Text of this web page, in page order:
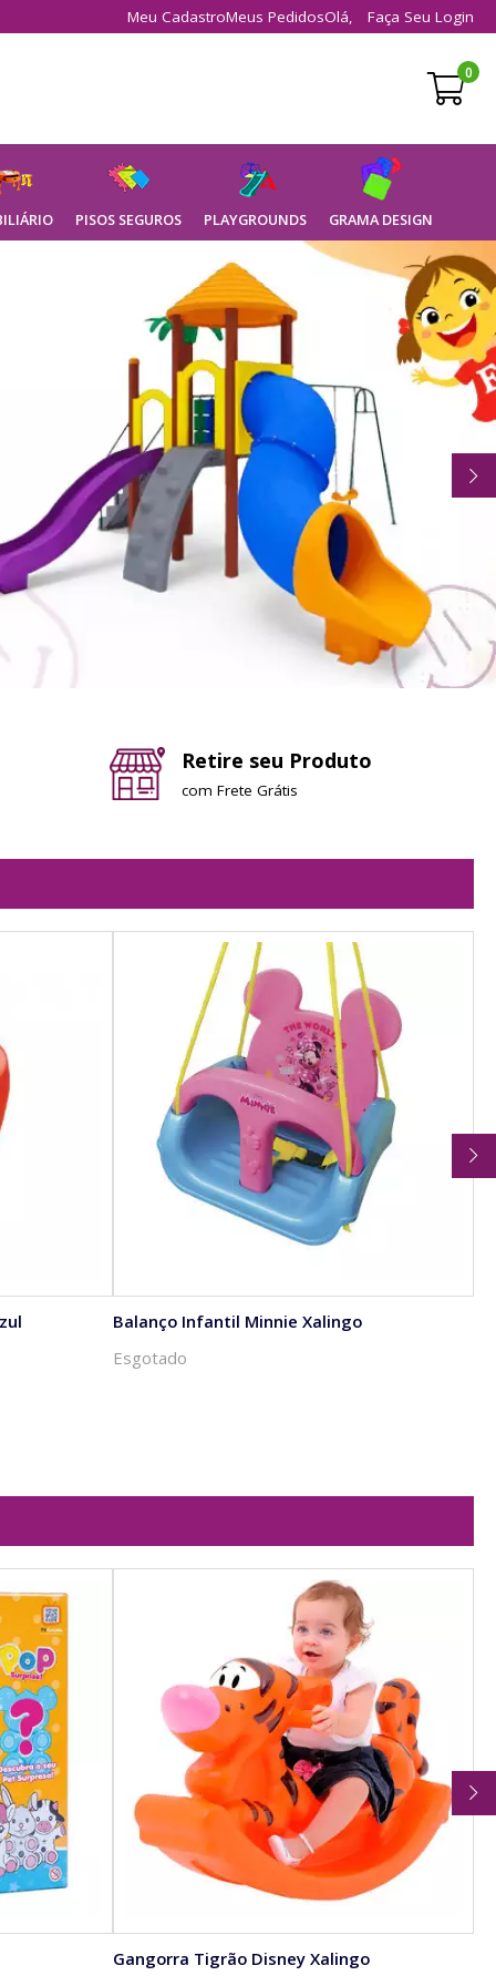
Meu CadastroMeus PedidosOlá, Faça Seu Login
PISOS SEGUROS PLAYGROUNDS GRAMA DESIGN
Retire seu Produto
com Frete Grátis
0
Balanço Infantil Minnie Xalingo
Esgotado
Gangorra Tigrão Disney Xalingo